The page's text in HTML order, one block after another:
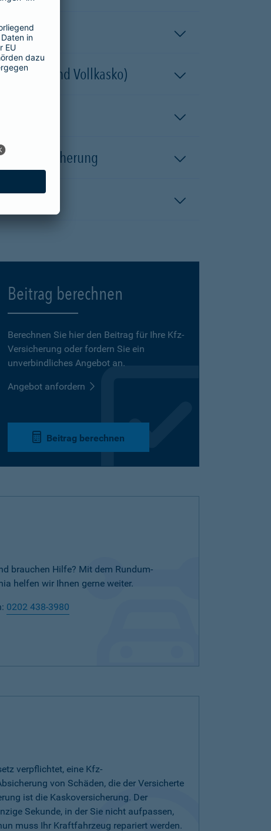
(Teil- und Vollkasko)
Beitrag berechnen
Berechnen Sie hier den Beitrag für Ihre Kfz-
Versicherung oder fordern Sie ein
unverbindliches Angebot an.
Angebot anfordern
Beitrag berechnen
brauchen Hilfe? Mit dem Rundum-
helfen wir Ihnen gerne weiter.
0202 438-3980
verpflichtet, eine Kfz-
von Schäden, die der Versicherte
ist die Kaskoversicherung. Der
Sekunde, in der Sie nicht aufpassen,
muss Ihr Kraftfahrzeug repariert werden.